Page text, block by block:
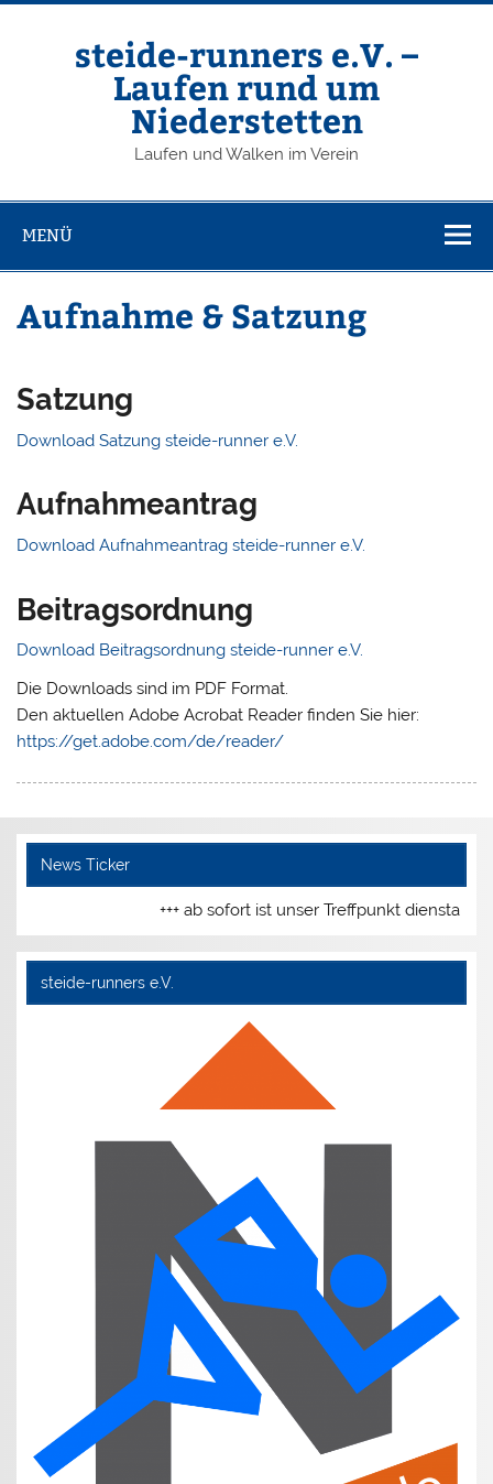
Zum
steide-runners e.V. –
Laufen rund um
Niederstetten
Laufen und Walken im Verein
MENÜ
Aufnahme & Satzung
Satzung
Download Satzung steide-runner e.V.
Aufnahmeantrag
Download Aufnahmeantrag steide-runner e.V.
Beitragsordnung
Download Beitragsordnung steide-runner e.V.
Die Downloads sind im PDF Format.
Den aktuellen Adobe Acrobat Reader finden Sie hier:
https://get.adobe.com/de/reader/
News Ticker
+++ ab sofort ist unser Treffpunkt dienstags
steide-runners e.V.